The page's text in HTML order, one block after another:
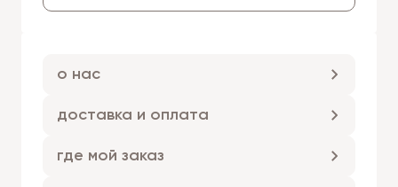
о нас
доставка и оплата
где мой заказ